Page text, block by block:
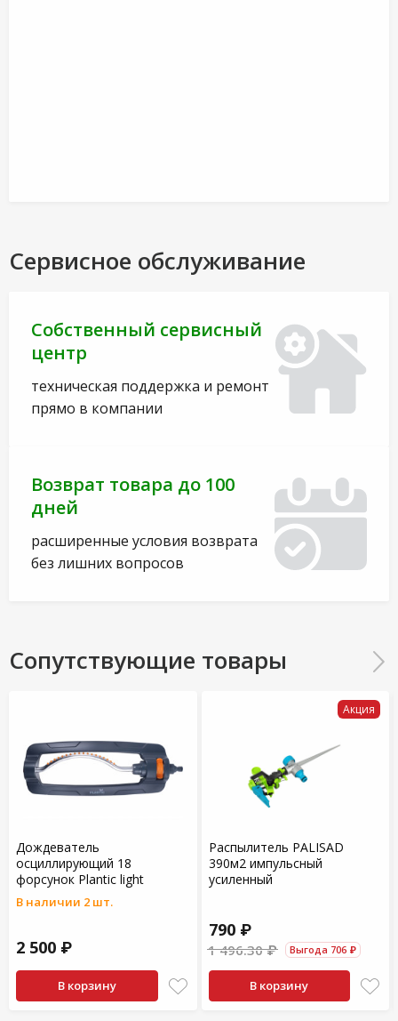
Сервисное обслуживание
Собственный сервисный
центр
техническая поддержка и ремонт
прямо в компании
Возврат товара до 100
дней
расширенные условия возврата
без лишних вопросов
Сопутствующие товары
Дождеватель
осциллирующий 18
форсунок Plantic light
В наличии 2 шт.
2 500 ₽
В корзину
Акция
Распылитель PALISAD
390м2 импульсный
усиленный
790 ₽
1 496.30 ₽ Выгода 706 ₽
В корзину